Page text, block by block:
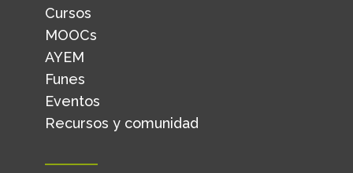
Cursos
MOOCs
AYEM
Funes
Eventos
Recursos y comunidad